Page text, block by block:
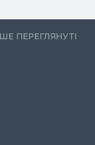
ПЕРЕГЛЯНУТІ